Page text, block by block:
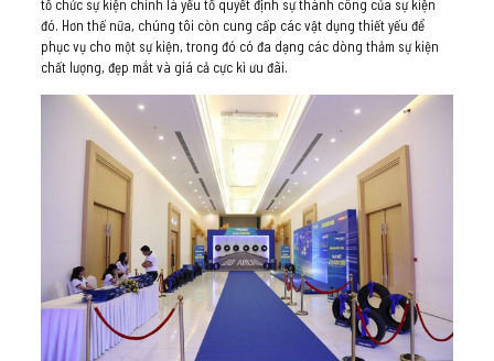
tổ chức sự kiện chính là yếu tố quyết định sự thành công của sự kiện
đó. Hơn thế nữa, chúng tôi còn cung cấp các vật dụng thiết yếu để
phục vụ cho một sự kiện, trong đó có đa dạng các dòng thảm sự kiện
chất lượng, đẹp mắt và giá cả cực kì ưu đãi.